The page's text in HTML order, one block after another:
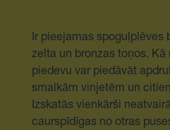
Ir pieejamas spoguļplēves
zelta un bronzas toņos.
piedevu var piedāvāt
smalkām vinjetēm un
Izskatās vienkārši
caurspīdīgas no otras